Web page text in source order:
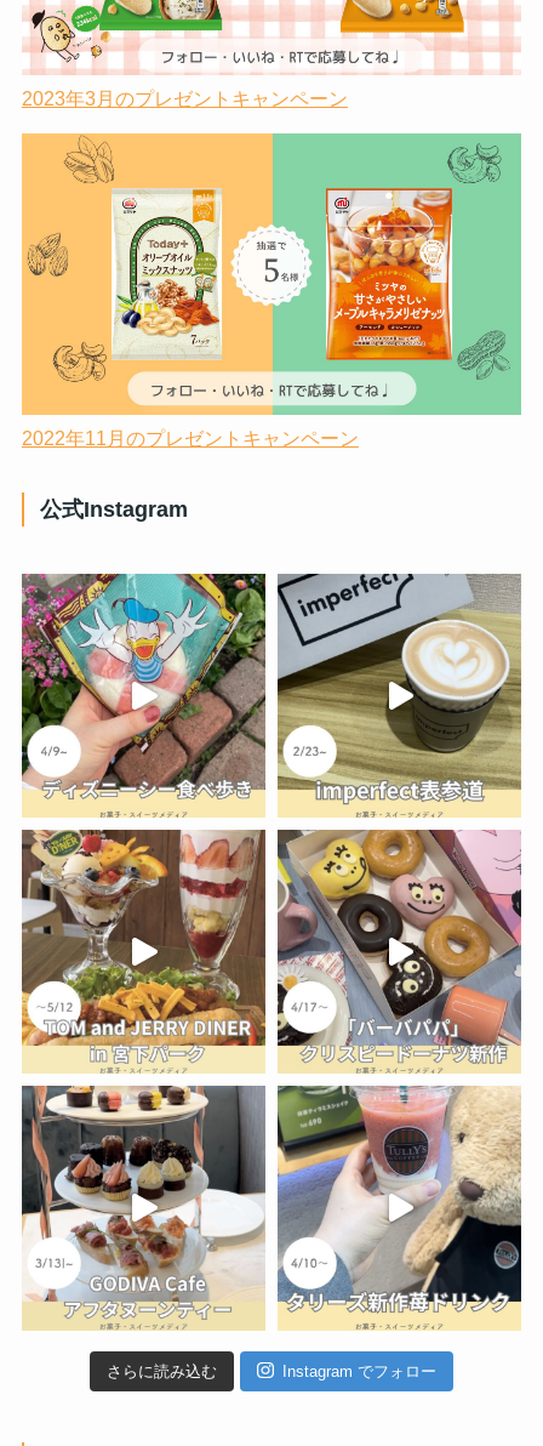
2023年3月のプレゼントキャンペーン
2022年11月のプレゼントキャンペーン
公式Instagram
さらに読み込む Instagram でフォロー